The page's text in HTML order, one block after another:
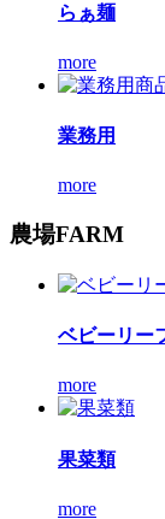
らぁ麺
more
業務用
more
農場FARM
ベビーリー
more
果菜類
more